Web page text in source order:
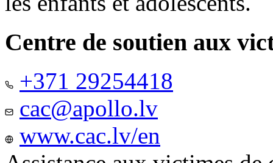
Centre de soutien aux
+371 29254418
cac@apollo.lv
www.cac.lv/en